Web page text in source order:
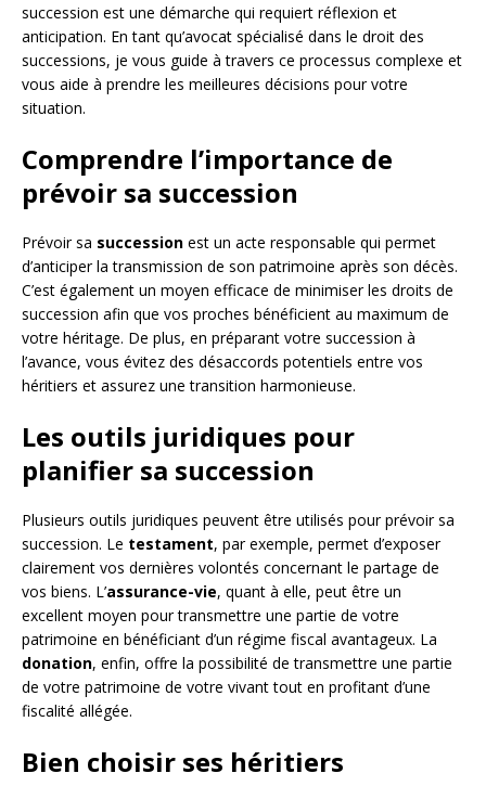
succession est une démarche qui requiert réflexion et
anticipation. En tant qu’avocat spécialisé dans le droit des
successions, je vous guide à travers ce processus complexe et
vous aide à prendre les meilleures décisions pour votre
situation.
Comprendre l’importance de
prévoir sa succession
Prévoir sa succession est un acte responsable qui permet
d’anticiper la transmission de son patrimoine après son décès.
C’est également un moyen efficace de minimiser les droits de
succession afin que vos proches bénéficient au maximum de
votre héritage. De plus, en préparant votre succession à
l’avance, vous évitez des désaccords potentiels entre vos
héritiers et assurez une transition harmonieuse.
Les outils juridiques pour
planifier sa succession
Plusieurs outils juridiques peuvent être utilisés pour prévoir sa
succession. Le testament, par exemple, permet d’exposer
clairement vos dernières volontés concernant le partage de
vos biens. L’assurance-vie, quant à elle, peut être un
excellent moyen pour transmettre une partie de votre
patrimoine en bénéficiant d’un régime fiscal avantageux. La
donation, enfin, offre la possibilité de transmettre une partie
de votre patrimoine de votre vivant tout en profitant d’une
fiscalité allégée.
Bien choisir ses héritiers